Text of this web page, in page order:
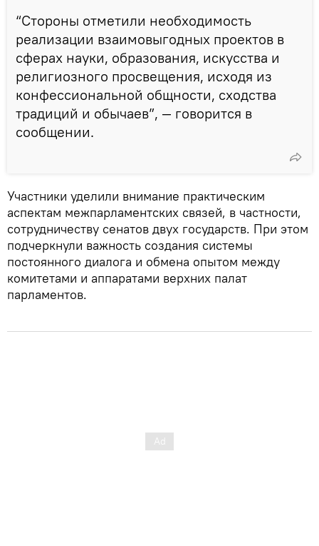
“Стороны отметили необходимость
реализации взаимовыгодных проектов в
сферах науки, образования, искусства и
религиозного просвещения, исходя из
конфессиональной общности, сходства
традиций и обычаев”, — говорится в
сообщении.
Участники уделили внимание практическим
аспектам межпарламентских связей, в частности,
сотрудничеству сенатов двух государств. При этом
подчеркнули важность создания системы
постоянного диалога и обмена опытом между
комитетами и аппаратами верхних палат
парламентов.